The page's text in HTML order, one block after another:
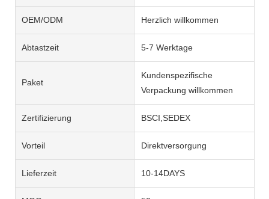
OEM/ODM Herzlich willkommen
Abtastzeit 5-7 Werktage
Paket
Kundenspezifische
Verpackung willkommen
Zertifizierung BSCI,SEDEX
Vorteil Direktversorgung
Lieferzeit 10-14DAYS